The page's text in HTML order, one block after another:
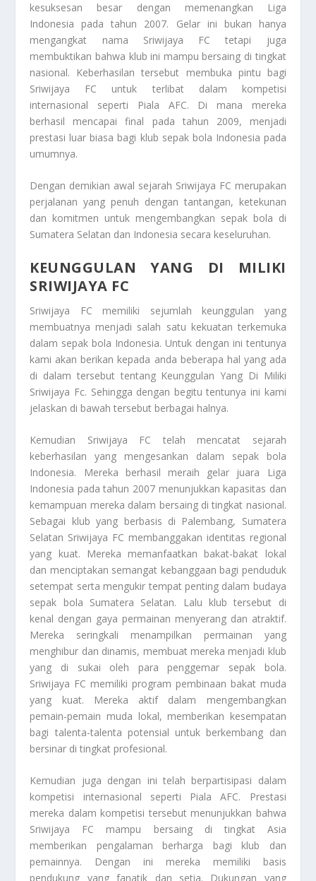
kesuksesan besar dengan memenangkan Liga
Indonesia pada tahun 2007. Gelar ini bukan hanya
mengangkat nama Sriwijaya FC tetapi juga
membuktikan bahwa klub ini mampu bersaing di tingkat
nasional. Keberhasilan tersebut membuka pintu bagi
Sriwijaya FC untuk terlibat dalam kompetisi
internasional seperti Piala AFC. Di mana mereka
berhasil mencapai final pada tahun 2009, menjadi
prestasi luar biasa bagi klub sepak bola Indonesia pada
umumnya.
Dengan demikian awal sejarah Sriwijaya FC merupakan
perjalanan yang penuh dengan tantangan, ketekunan
dan komitmen untuk mengembangkan sepak bola di
Sumatera Selatan dan Indonesia secara keseluruhan.
KEUNGGULAN YANG DI MILIKI
SRIWIJAYA FC
Sriwijaya FC memiliki sejumlah keunggulan yang
membuatnya menjadi salah satu kekuatan terkemuka
dalam sepak bola Indonesia. Untuk dengan ini tentunya
kami akan berikan kepada anda beberapa hal yang ada
di dalam tersebut tentang Keunggulan Yang Di Miliki
Sriwijaya Fc. Sehingga dengan begitu tentunya ini kami
jelaskan di bawah tersebut berbagai halnya.
Kemudian Sriwijaya FC telah mencatat sejarah
keberhasilan yang mengesankan dalam sepak bola
Indonesia. Mereka berhasil meraih gelar juara Liga
Indonesia pada tahun 2007 menunjukkan kapasitas dan
kemampuan mereka dalam bersaing di tingkat nasional.
Sebagai klub yang berbasis di Palembang, Sumatera
Selatan Sriwijaya FC membanggakan identitas regional
yang kuat. Mereka memanfaatkan bakat-bakat lokal
dan menciptakan semangat kebanggaan bagi penduduk
setempat serta mengukir tempat penting dalam budaya
sepak bola Sumatera Selatan. Lalu klub tersebut di
kenal dengan gaya permainan menyerang dan atraktif.
Mereka seringkali menampilkan permainan yang
menghibur dan dinamis, membuat mereka menjadi klub
yang di sukai oleh para penggemar sepak bola.
Sriwijaya FC memiliki program pembinaan bakat muda
yang kuat. Mereka aktif dalam mengembangkan
pemain-pemain muda lokal, memberikan kesempatan
bagi talenta-talenta potensial untuk berkembang dan
bersinar di tingkat profesional.
Kemudian juga dengan ini telah berpartisipasi dalam
kompetisi internasional seperti Piala AFC. Prestasi
mereka dalam kompetisi tersebut menunjukkan bahwa
Sriwijaya FC mampu bersaing di tingkat Asia
memberikan pengalaman berharga bagi klub dan
pemainnya. Dengan ini mereka memiliki basis
pendukung yang fanatik dan setia. Dukungan yang